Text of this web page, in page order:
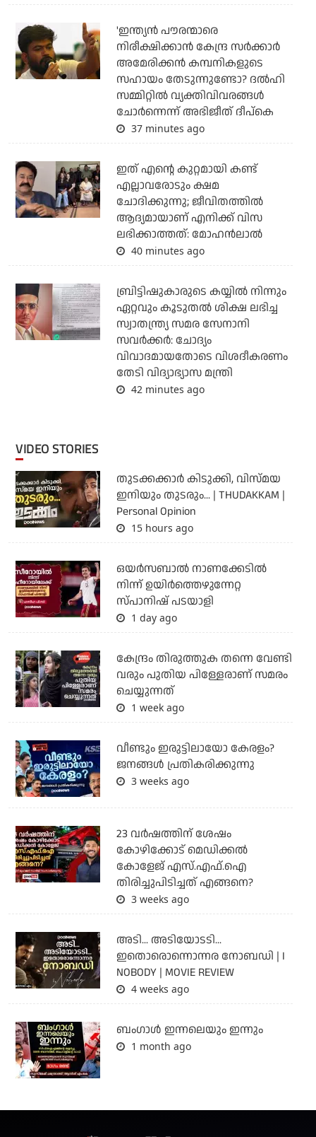
'ഇന്ത്യന്‍ പൗരന്മാരെ
നിരീക്ഷിക്കാന്‍ കേന്ദ്ര സര്‍ക്കാര്‍
അമേരിക്കന്‍ കമ്പനികളുടെ
സഹായം തേടുന്നുണ്ടോ? ദല്‍ഹി
സമ്മിറ്റില്‍ വ്യക്തിവിവരങ്ങള്‍
ചോര്‍ന്നെന്ന് അഭിജീത് ദീപ്‌കെ
37 minutes ago
ഇത് എന്റെ കുറ്റമായി കണ്ട്
എല്ലാവരോടും ക്ഷമ
ചോദിക്കുന്നു; ജീവിതത്തിൽ
ആദ്യമായാണ് എനിക്ക് വിസ
ലഭിക്കാത്തത്: മോഹൻലാൽ
40 minutes ago
ബ്രിട്ടിഷുകാരുടെ കയ്യില്‍ നിന്നും
ഏറ്റവും കൂടുതല്‍ ശിക്ഷ ലഭിച്ച
സ്വാതന്ത്ര്യ സമര സേനാനി
സവര്‍ക്കര്‍: ചോദ്യം
വിവാദമായതോടെ വിശദീകരണം
തേടി വിദ്യാഭ്യാസ മന്ത്രി
42 minutes ago
VIDEO STORIES
തുടക്കക്കാര്‍ കിടുക്കി, വിസ്മയ
ഇനിയും തുടരും... | THUDAKKAM |
Personal Opinion
15 hours ago
ഒയര്‍സബാൽ നാണക്കേടിൽ
നിന്ന് ഉയിർത്തെഴുന്നേറ്റ
സ്പാനിഷ് പടയാളി
1 day ago
കേന്ദ്രം തിരുത്തുക തന്നെ വേണ്ടി
വരും പുതിയ പിള്ളേരാണ് സമരം
ചെയ്യുന്നത്
1 week ago
വീണ്ടും ഇരുട്ടിലായോ കേരളം?
ജനങ്ങൾ പ്രതികരിക്കുന്നു
3 weeks ago
23 വർഷത്തിന് ശേഷം
കോഴിക്കോട് മെഡിക്കൽ
കോളേജ് എസ്.എഫ്.ഐ
തിരിച്ചുപിടിച്ചത് എങ്ങനെ?
3 weeks ago
അടി... അടിയോടടി...
ഇതൊരൊന്നൊന്നര നോബഡി | I
NOBODY | MOVIE REVIEW
4 weeks ago
ബംഗാള്‍ ഇന്നലെയും ഇന്നും
1 month ago